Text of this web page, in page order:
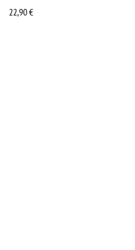
22,90€